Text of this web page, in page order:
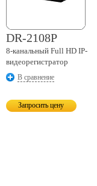
DR-2108P
8-канальный Full HD IP-
видеорегистратор
В сравнение
Запросить цену